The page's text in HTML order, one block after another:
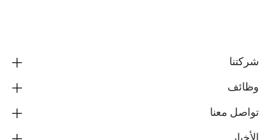
شركتنا
وظائف
تواصل معنا